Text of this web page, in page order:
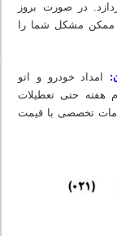
در صورت بروز
ممکن مشکل شما را
امداد خودرو و اتو
هفته حتی تعطیلات
تخصصی با قیمت